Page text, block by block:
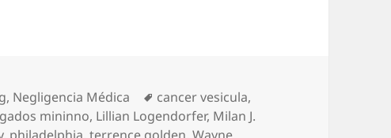
, Negligencia Médica Tags
cancer vesicula,
mininno, Lillian Logendorfer, Milan J.
, philadelphia,terrence golden,Wayne